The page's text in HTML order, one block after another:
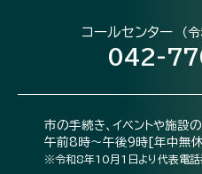
コールセンター （
042-
市の手続き、イベントや施設
午前8時～午後9時[年中無
※令和8年10月1日より代表電話